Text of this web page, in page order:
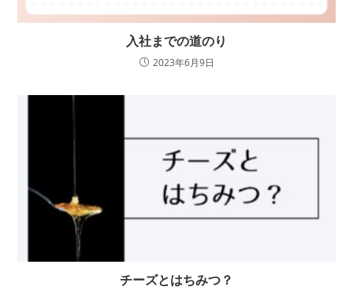
入社までの道のり
2023年6月9日
チーズとはちみつ？